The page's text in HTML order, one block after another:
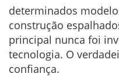
determinados
construção
principal nunca foi
tecnologia. O
confiança.